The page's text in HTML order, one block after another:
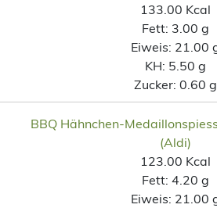
133.00 Kcal
Fett: 3.00 g
Eiweis: 21.00
KH: 5.50 g
Zucker: 0.60 g
BBQ Hähnchen-
(Aldi)
123.00 Kcal
Fett: 4.20 g
Eiweis: 21.00